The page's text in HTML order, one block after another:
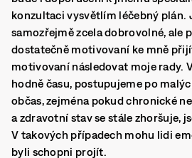
konzultaci vysvětlím léčebný plán.
samozřejmě zcela dobrovolné, ale
dostatečně motivovaní ke mně
motivovaní následovat moje rady.
hodně času, postupujeme po
občas, zejména pokud chronické
a zdravotní stav se stále zhoršuje,
V takových případech mohu lidi
byli schopni projít.